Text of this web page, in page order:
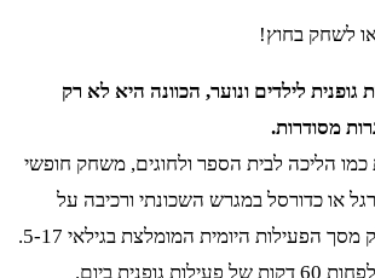
לשחק בחוץ!
לילדים ונוער, הכוונה היא לא רק
מסודרות.
כמו הליכה לבית הספר ולחוגים, משחק חופשי
או כדורסל במגרש השכונתי ורכיבה על
הפעילות היומית המומלצת בגילאי 5-17.
ביום.